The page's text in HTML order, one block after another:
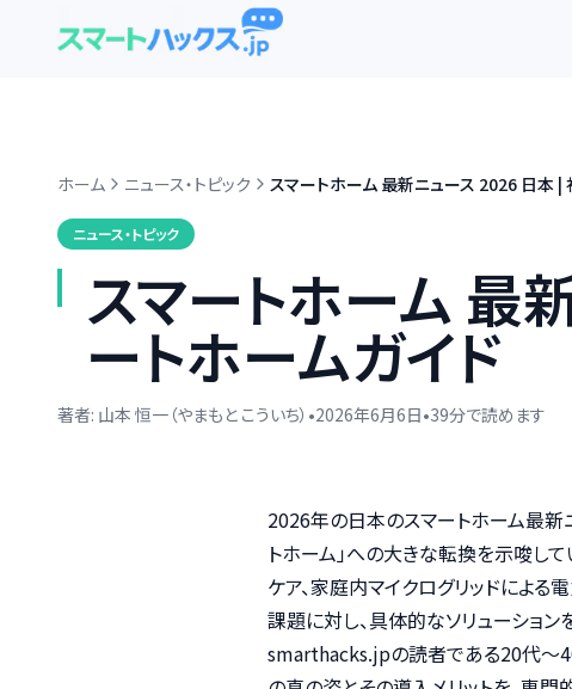
ホーム ニュース・トピック スマートホーム 最新ニュース 2026 日本 |
ニュース・トピック
スマートホーム 最
ートホームガイド
著者: 山本 恒一（やまもと こういち） •2026年6月6日•39分で読めます
2026年の日本のスマートホーム最新
トホーム」への大きな転換を示唆し
ケア、家庭内マイクログリッドによ
課題に対し、具体的なソリューション
smarthacks.jpの読者である20代〜